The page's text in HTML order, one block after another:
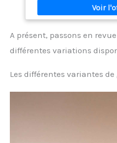
A présent, passons en
différentes variations
Les différentes variantes